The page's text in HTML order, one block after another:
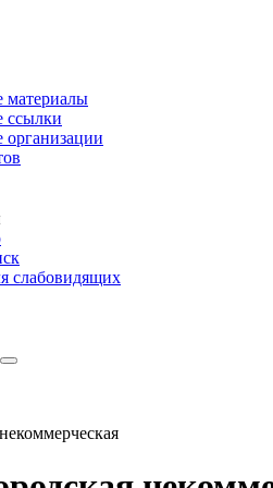
материалы
ссылки
организации
слабовидящих